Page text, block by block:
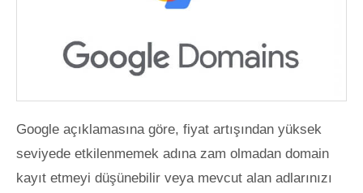
Google açıklamasına göre, fiyat artışından yüksek
seviyede etkilenmemek adına zam olmadan domain
kayıt etmeyi düşünebilir veya mevcut alan adlarınızı